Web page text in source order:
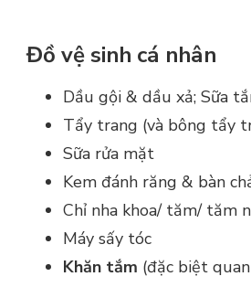
Đồ vệ sinh cá nhân
Dầu gội & dầu xả; Sữa
Tẩy trang (và bông tẩy
Sữa rửa mặt
Kem đánh răng & bàn
Chỉ nha khoa/ tăm/ tăm
Máy sấy tóc
Khăn tắm (đặc biệt